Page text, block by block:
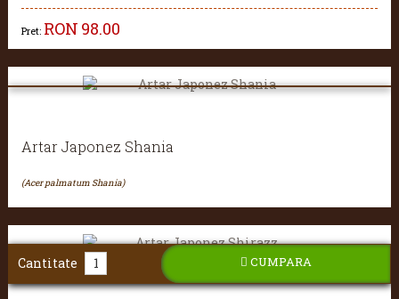
Pret: RON 98.00
Artar Japonez Shania
(Acer palmatum Shania)
Cantitate CUMPARA